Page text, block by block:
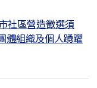
社區營造徵選須
體組織及個人踴躍